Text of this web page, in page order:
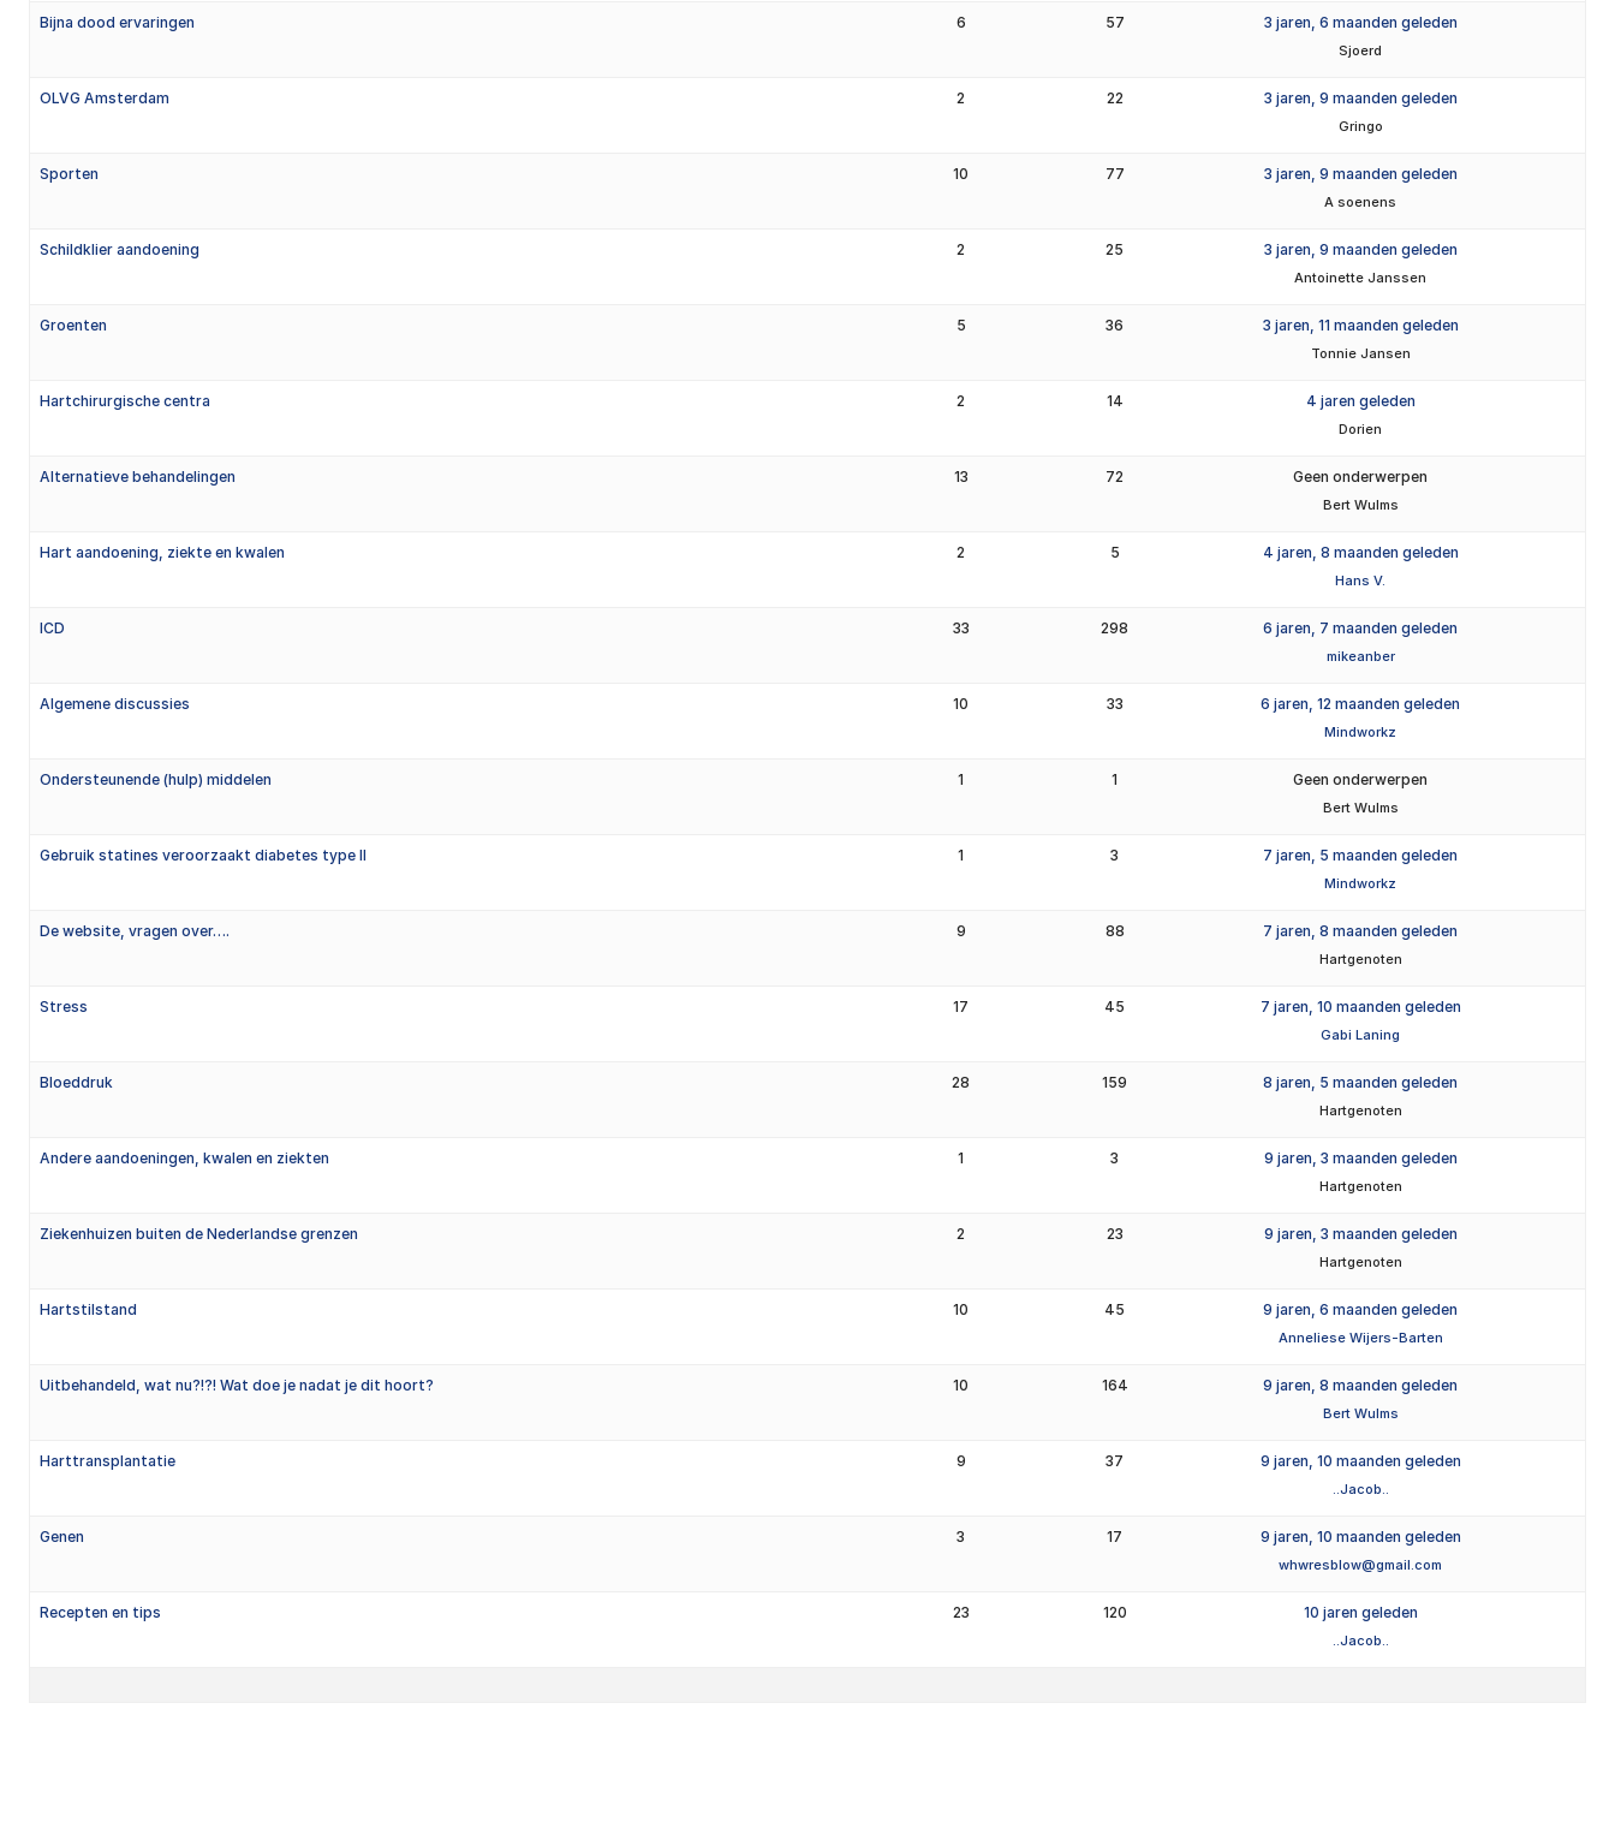
Bijna dood ervaringen 6 57 3 jaren, 6 maanden geleden
Sjoerd
OLVG Amsterdam 2 22 3 jaren, 9 maanden geleden
Gringo
Sporten 10 77 3 jaren, 9 maanden geleden
A soenens
Schildklier aandoening 2 25 3 jaren, 9 maanden geleden
Antoinette Janssen
Groenten 5 36 3 jaren, 11 maanden geleden
Tonnie Jansen
Hartchirurgische centra 2 14 4 jaren geleden
Dorien
Alternatieve behandelingen 13 72 Geen onderwerpen
Bert Wulms
Hart aandoening, ziekte en kwalen 2 5 4 jaren, 8 maanden geleden
Hans V.
ICD 33 298 6 jaren, 7 maanden geleden
mikeanber
Algemene discussies 10 33 6 jaren, 12 maanden geleden
Mindworkz
Ondersteunende (hulp) middelen 1 1 Geen onderwerpen
Bert Wulms
Gebruik statines veroorzaakt diabetes type II 1 3 7 jaren, 5 maanden geleden
Mindworkz
De website, vragen over…. 9 88 7 jaren, 8 maanden geleden
Hartgenoten
Stress 17 45 7 jaren, 10 maanden geleden
Gabi Laning
Bloeddruk 28 159 8 jaren, 5 maanden geleden
Hartgenoten
Andere aandoeningen, kwalen en ziekten 1 3 9 jaren, 3 maanden geleden
Hartgenoten
Ziekenhuizen buiten de Nederlandse grenzen 2 23 9 jaren, 3 maanden geleden
Hartgenoten
Hartstilstand 10 45 9 jaren, 6 maanden geleden
Anneliese Wijers-Barten
Uitbehandeld, wat nu?!?! Wat doe je nadat je dit hoort? 10 164 9 jaren, 8 maanden geleden
Bert Wulms
Harttransplantatie 9 37 9 jaren, 10 maanden geleden
..Jacob..
Genen 3 17 9 jaren, 10 maanden geleden
whwresblow@gmail.com
Recepten en tips 23 120 10 jaren geleden
..Jacob..